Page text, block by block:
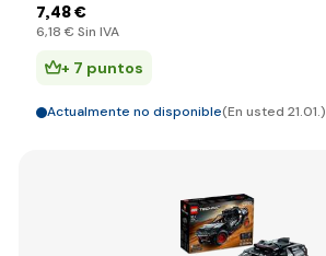
7,48 €
6,18 € Sin IVA
+ 7 puntos
Actualmente no disponible(En usted 21.01.)